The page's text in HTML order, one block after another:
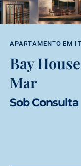
APARTAMENTO EM
Bay
Mar
Sob Consulta